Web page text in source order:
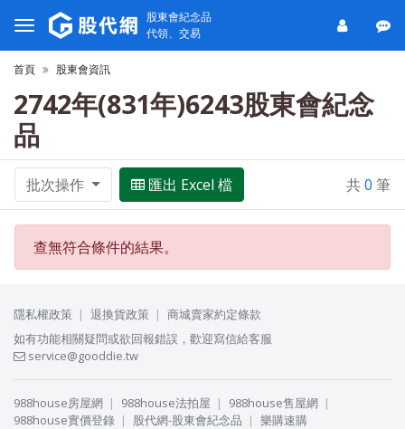
股東會紀念品
代領、交易
首頁 股東會資訊
2742年(831年)6243股東會紀念
品
批次操作 匯出 Excel 檔 共0 筆
查無符合條件的結果。
隱私權政策 退換貨政策
商城賣家約定條款
如有功能相關疑問或欲回報錯誤，歡迎寫信給客服
service@gooddie.tw
988house房屋網 988house法拍屋
988house售屋網
988house實價登錄
股代網-股東會紀念品
樂購速購